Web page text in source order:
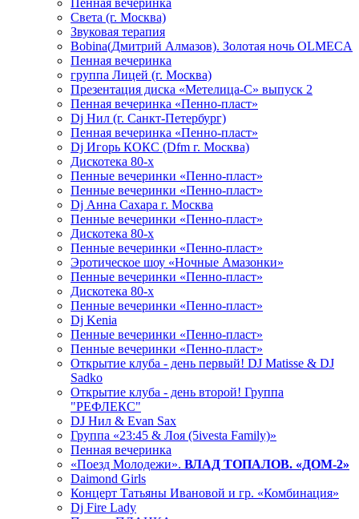
Пенная вечеринка
Света (г. Москва)
Звуковая терапия
Bobina(Дмитрий Алмазов). Золотая ночь OLMECA
Пенная вечеринка
группа Лицей (г. Москва)
Презентация диска «Метелица-С» выпуск 2
Пенная вечеринка «Пенно-пласт»
Dj Нил (г. Санкт-Петербург)
Пенная вечеринка «Пенно-пласт»
Dj Игорь КОКС (Dfm г. Москва)
Дискотека 80-х
Пенные вечеринки «Пенно-пласт»
Пенные вечеринки «Пенно-пласт»
Dj Анна Сахара г. Москва
Пенные вечеринки «Пенно-пласт»
Дискотека 80-х
Пенные вечеринки «Пенно-пласт»
Эротическое шоу «Ночные Амазонки»
Пенные вечеринки «Пенно-пласт»
Дискотека 80-х
Пенные вечеринки «Пенно-пласт»
Dj Kenia
Пенные вечеринки «Пенно-пласт»
Пенные вечеринки «Пенно-пласт»
Открытие клуба - день первый! DJ Matisse & DJ
Sadko
Открытие клуба - день второй! Группа
"РЕФЛЕКС"
DJ Нил & Evan Sax
Группа «23:45 & Лоя (5ivesta Family)»
Пенная вечеринка
«Поезд Молодежи». ВЛАД ТОПАЛОВ. «ДОМ-2»
Daimond Girls
Концерт Татьяны Ивановой и гр. «Комбинация»
Dj Fire Lady